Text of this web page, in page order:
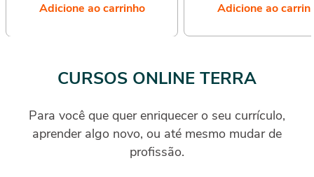
Adicione ao carrinho Adicione ao
CURSOS ONLINE TERRA
Para você que quer enriquecer o seu currículo,
aprender algo novo, ou até mesmo mudar de
profissão.